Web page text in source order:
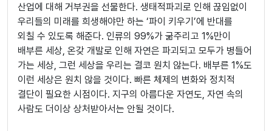
산업에 대해 거부권을 선물한다. 생태적파괴로 인해 끊임없이
우리들의 미래를 희생해야만 하는 ‘파이 키우기’에 반대를
외칠 수 있도록 해준다. 인류의 99%가 굶주리고 1%만이
배부른 세상, 온갖 개발로 인해 자연은 파괴되고 모두가 병들어
가는 세상, 그런 세상을 우리는 결코 원치 않는다. 배부른 1%도
이런 세상은 원치 않을 것이다. 빠른 체제의 변화와 정치적
결단이 필요한 시점이다. 지구의 아름다운 자연도, 자연 속의
사람도 더이상 상처받아서는 안될 것이다.